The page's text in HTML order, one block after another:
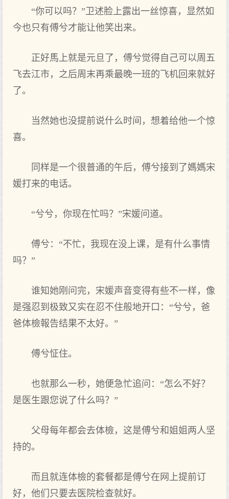
“你可以吗？”卫述脸上露出一丝惊喜，显然如
今也只有傅兮才能让他笑出来。
正好馬上就是元旦了，傅兮觉得自己可以周五
飞去江市，之后周末再乘最晚一班的飞机回来就好
了。
当然她也没提前说什么时间，想着给他一个惊
喜。
同样是一个很普通的午后，傅兮接到了媽媽宋
媛打来的电话。
“兮兮，你现在忙吗？”宋媛问道。
傅兮：“不忙，我现在没上课，是有什么事情
吗？”
谁知她刚问完，宋媛声音变得有些不一样，像
是强忍到极致又实在忍不住般地开口：“兮兮，爸
爸体檢報告结果不太好。”
傅兮怔住。
也就那么一秒，她便急忙追问：“怎么不好？
是医生跟您说了什么吗？”
父母每年都会去体檢，这是傅兮和姐姐两人坚
持的。
而且就连体檢的套餐都是傅兮在网上提前订
好，他们只要去医院检查就好。